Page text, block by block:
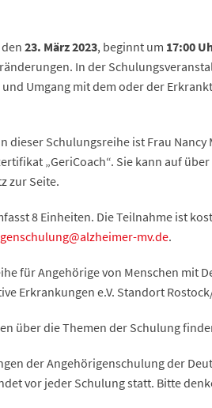
23. März 2023, beginnt um 17:00
In der
Umgang mit dem oder der
dieser Schulungsreihe ist Frau
„GeriCoach“. Sie kann auf
zur Seite.
8 Einheiten. Die Teilnahme ist
mv.de.
für Angehörige von Menschen mit
Erkrankungen e.V. Standort
über die Themen der Schulung
der Angehörigenschulung der
vor jeder Schulung statt. Bitte